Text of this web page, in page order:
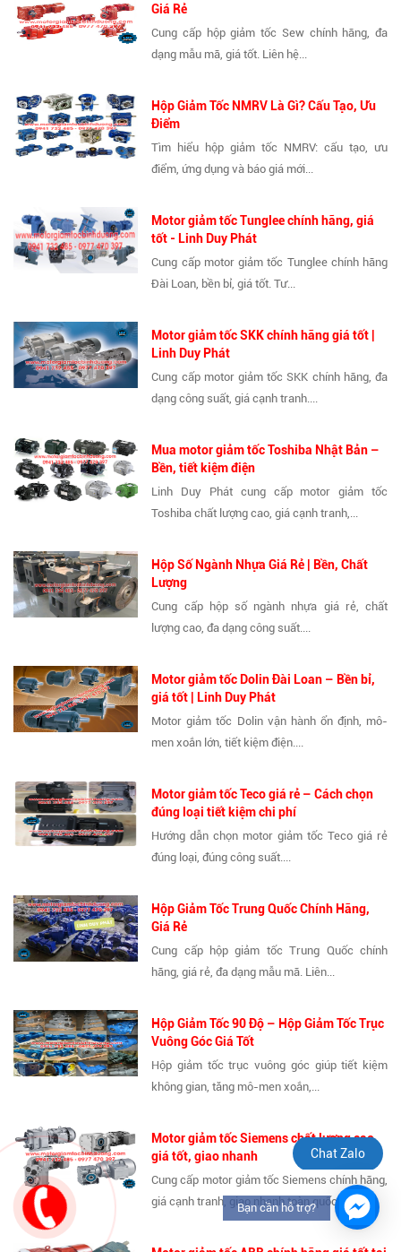
Giá Rẻ
Cung cấp hộp giảm tốc Sew chính hãng, đa
dạng mẫu mã, giá tốt. Liên hệ...
Hộp Giảm Tốc NMRV Là Gì? Cấu Tạo, Ưu
Điểm
Tìm hiểu hộp giảm tốc NMRV: cấu tạo, ưu
điểm, ứng dụng và báo giá mới...
Motor giảm tốc Tunglee chính hãng, giá
tốt - Linh Duy Phát
Cung cấp motor giảm tốc Tunglee chính hãng
Đài Loan, bền bỉ, giá tốt. Tư...
Motor giảm tốc SKK chính hãng giá tốt |
Linh Duy Phát
Cung cấp motor giảm tốc SKK chính hãng, đa
dạng công suất, giá cạnh tranh....
Mua motor giảm tốc Toshiba Nhật Bản –
Bền, tiết kiệm điện
Linh Duy Phát cung cấp motor giảm tốc
Toshiba chất lượng cao, giá cạnh tranh,...
Hộp Số Ngành Nhựa Giá Rẻ | Bền, Chất
Lượng
Cung cấp hộp số ngành nhựa giá rẻ, chất
lượng cao, đa dạng công suất....
Motor giảm tốc Dolin Đài Loan – Bền bỉ,
giá tốt | Linh Duy Phát
Motor giảm tốc Dolin vận hành ổn định, mô-
men xoắn lớn, tiết kiệm điện....
Motor giảm tốc Teco giá rẻ – Cách chọn
đúng loại tiết kiệm chi phí
Hướng dẫn chọn motor giảm tốc Teco giá rẻ
đúng loại, đúng công suất....
Hộp Giảm Tốc Trung Quốc Chính Hãng,
Giá Rẻ
Cung cấp hộp giảm tốc Trung Quốc chính
hãng, giá rẻ, đa dạng mẫu mã. Liên...
Hộp Giảm Tốc 90 Độ – Hộp Giảm Tốc Trục
Vuông Góc Giá Tốt
Hộp giảm tốc trục vuông góc giúp tiết kiệm
không gian, tăng mô-men xoắn,...
Motor giảm tốc Siemens chất lượng cao,
giá tốt, giao nhanh
Cung cấp motor giảm tốc Siemens chính hãng,
giá cạnh tranh, giao nhanh toàn quốc....
Chat Zalo
Bạn cần hỗ trợ?